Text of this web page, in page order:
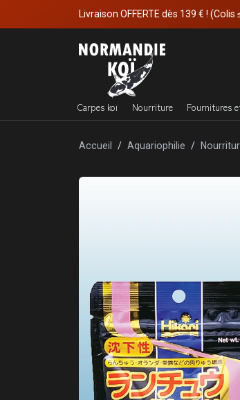
Livraison OFFERTE dès 139 € !
Carpes koï Nourriture Fournitures
Accueil Aquariophilie